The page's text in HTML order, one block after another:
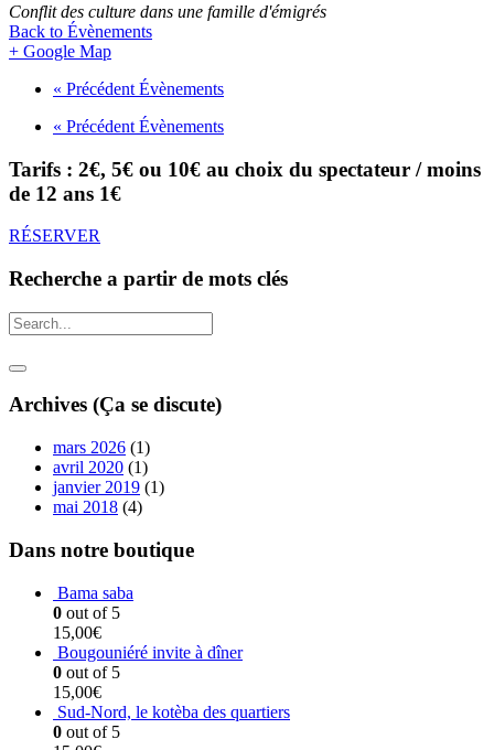
Conflit des culture dans une famille d'émigrés
Back to Évènements
+ Google Map
« Précédent Évènements
« Précédent Évènements
Tarifs : 2€, 5€ ou 10€ au choix du spectateur / moins
de 12 ans 1€
RÉSERVER
Recherche a partir de mots clés
Archives (Ça se discute)
mars 2026 (1)
avril 2020 (1)
janvier 2019 (1)
mai 2018 (4)
Dans notre boutique
Bama saba
0 out of 5
15,00€
Bougouniéré invite à dîner
0 out of 5
15,00€
Sud-Nord, le kotèba des quartiers
0 out of 5